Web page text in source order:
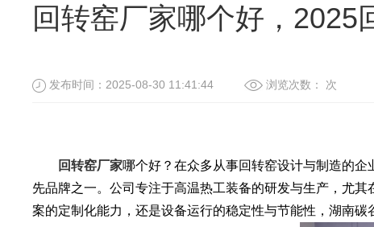
回转窑厂家哪个好，2025
发布时间：2025-08-30 11:41:44 浏览次数： 次
回转窑厂家哪个好？在众多从事回转窑设计与制造的
先品牌之一。公司专注于高温热工装备的研发与生产，尤
案的定制化能力，还是设备运行的稳定性与节能性，湖南